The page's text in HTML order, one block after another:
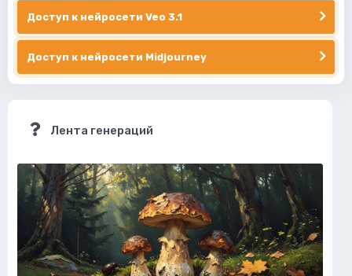
Доступ к нейросети Veo 3.1
Доступ к нейросети Midjourney
Лента генераций